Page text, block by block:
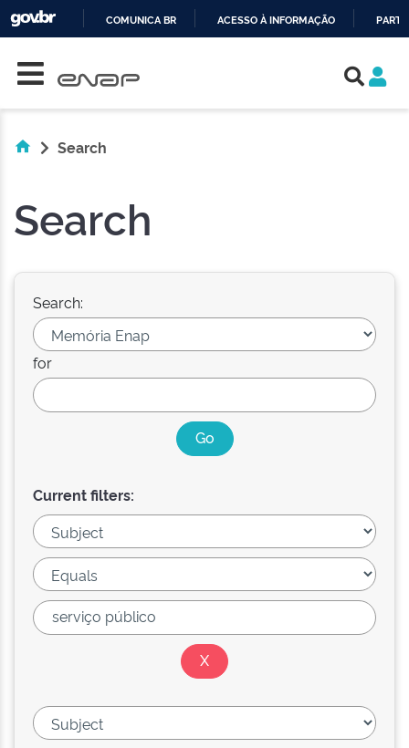
COMUNICA BR ACESSO À INFORMAÇÃO
Search
Search
Search:
for
Current filters: